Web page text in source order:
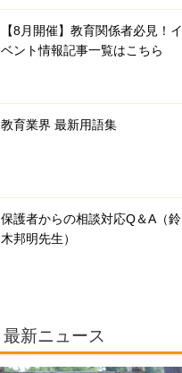
【8月開催】教育関係者必見！イ
ベント情報記事一覧はこちら
教育業界 最新用語集
保護者からの相談対応Q＆A（鈴
木邦明先生）
最新ニュース